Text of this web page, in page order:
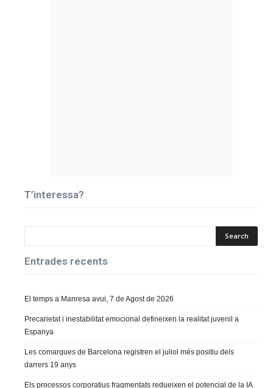
T’interessa?
Entrades recents
El temps a Manresa avui, 7 de Agost de 2026
Precarietat i inestabilitat emocional defineixen la realitat juvenil a
Espanya
Les comarques de Barcelona registren el juliol més positiu dels
darrers 19 anys
Els processos corporatius fragmentats redueixen el potencial de la IA